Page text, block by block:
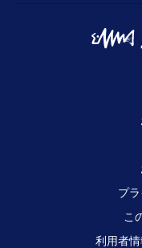
プ
こ
利用者